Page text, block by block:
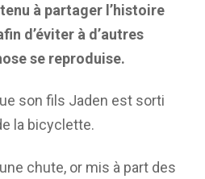
à partager l’histoire
d’éviter à d’autres
se reproduise.
son fils Jaden est sorti
la bicyclette.
chute, or mis à part des